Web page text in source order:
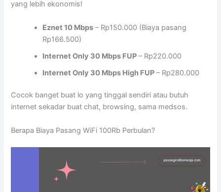
yang lebih ekonomis!
Eznet 10 Mbps – Rp150.000 (Biaya pasang
Rp166.500)
Internet Only 30 Mbps FUP – Rp220.000
Internet Only 30 Mbps High FUP – Rp280.000
Cocok banget buat lo yang tinggal sendiri atau butuh
internet sekadar buat chat, browsing, sama medsos.
Berapa Biaya Pasang WiFi 100Rb Perbulan?